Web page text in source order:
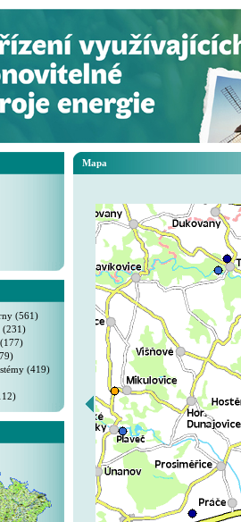
(561)
(231)
(419)
Mapa